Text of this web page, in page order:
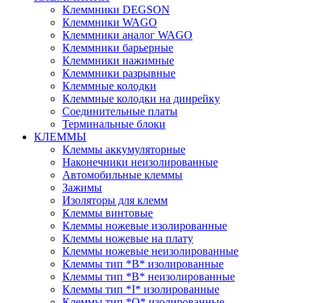
Клеммники DEGSON
Клеммники WAGO
Клеммники аналог WAGO
Клеммники барьерные
Клеммники нажимные
Клеммники разрывные
Клеммные колодки
Клеммные колодки на динрейку
Соединительные платы
Терминальные блоки
КЛЕММЫ
Клеммы аккумуляторные
Наконечники неизолированные
Автомобильные клеммы
Зажимы
Изоляторы для клемм
Клеммы винтовые
Клеммы ножевые изолированные
Клеммы ножевые на плату
Клеммы ножевые неизолированные
Клеммы тип *B* изолированные
Клеммы тип *B* неизолированные
Клеммы тип *I* изолированные